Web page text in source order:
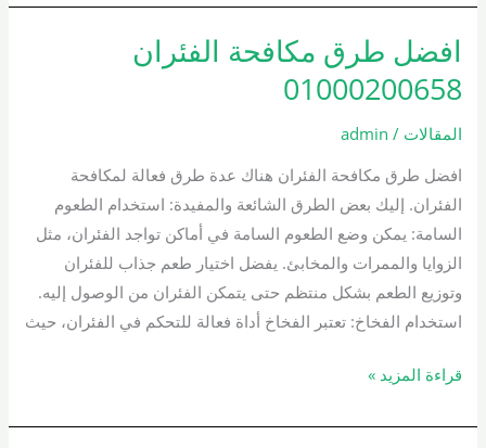
افضل طرق مكافحة الفئران
01000200658
المقالات /
admin
افضل طرق مكافحة الفئران هناك عدة طرق فعالة لمكافحة
الفئران. إليك بعض الطرق الشائعة والمفيدة: استخدام الطعوم
السامة: يمكن وضع الطعوم السامة في أماكن تواجد الفئران، مثل
الزوايا والممرات والمخابئ. يفضل اختيار طعم جذاب للفئران
وتوزيع الطعم بشكل منتظم حتى يتمكن الفئران من الوصول إليه.
استخدام الفخاخ: تعتبر الفخاخ أداة فعالة للتحكم في الفئران، حيث
افضل
طرق
مكافحة
الفئران
قراءة المزيد »